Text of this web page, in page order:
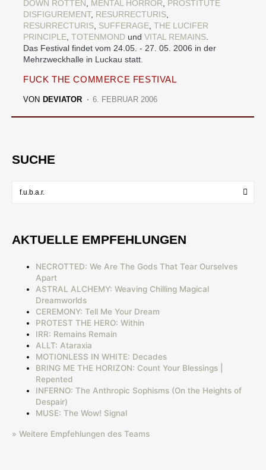
DOWN ROTTEN
MENTAL HORROR
PROSTITUTE
DISFIGUREMENT, RESURRECTURIS
RESURRECTURIS SUFFERAGE THE LUCIFER
PRINCIPLE TOTENMOND und VITAL REMAINS
Das Festival findet vom 24.05. - 27. 05. 2006 in der
Mehrzweckhalle in Luckau statt.
FUCK THE COMMERCE FESTIVAL
VON DEVIATOR 6. FEBRUAR 2006
SUCHE
AKTUELLE EMPFEHLUNGEN
NECROTTED: We Are The Gods That Tear Ourselves
Apart
ASTRAL ALCHEMY: Weaving Chilling Magical
Dreamworlds
CEREMONY: Tell Me Your Dream
PROTEST THE HERO: Within
IRR: Remains Remain
ALLT: Ataraxia
MOTIONLESS IN WHITE: Decades
BRING ME THE HORIZON: Count Your Blessings |
Repented
INFERNO: The Anthropic Sophisms (On the Heights of
Despair)
MUSE: The Wow! Signal
» Weitere Empfehlungen des Teams